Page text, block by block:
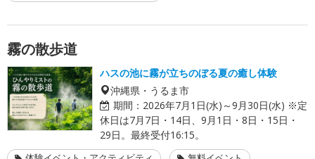
霧の散歩道
ハスの池に霧が立ちのぼる夏の癒し体験
沖縄県・うるま市
期間： 2026年7月1日(水)～9月30日(水) ※定
休日は7月7日・14日、9月1日・8日・15日・
29日。最終受付16:15。